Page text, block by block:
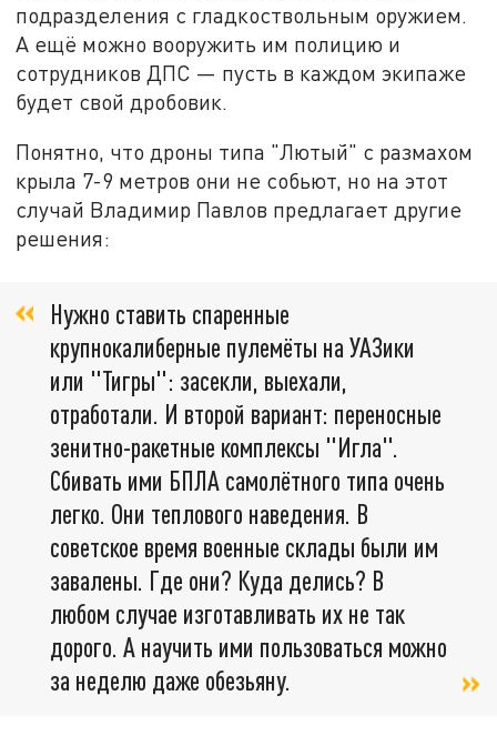
подразделения с гладкоствольным оружием.
А ещё можно вооружить им полицию и
сотрудников ДПС — пусть в каждом экипаже
будет свой дробовик.
Понятно, что дроны типа "Лютый" с размахом
крыла 7-9 метров они не собьют, но на этот
случай Владимир Павлов предлагает другие
решения:
Нужно ставить спаренные
крупнокалиберные пулемёты на УАЗики
или "Тигры": засекли, выехали,
отработали. И второй вариант: переносные
зенитно-ракетные комплексы "Игла".
Сбивать ими БПЛА самолётного типа очень
легко. Они теплового наведения. В
советское время военные склады были им
завалены. Где они? Куда делись? В
любом случае изготавливать их не так
дорого. А научить ими пользоваться можно
за неделю даже обезьяну.